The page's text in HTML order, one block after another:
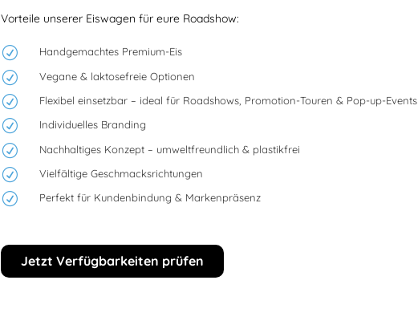
Vorteile unserer Eiswagen für eure Roadshow:
R Handgemachtes Premium-Eis
R Vegane & laktosefreie Optionen
R Flexibel einsetzbar – ideal für Roadshows, Promotion-Touren & Pop-up-Events
R Individuelles Branding
R Nachhaltiges Konzept – umweltfreundlich & plastikfrei
R Vielfältige Geschmacksrichtungen
R Perfekt für Kundenbindung & Markenpräsenz
Jetzt Verfügbarkeiten prüfen